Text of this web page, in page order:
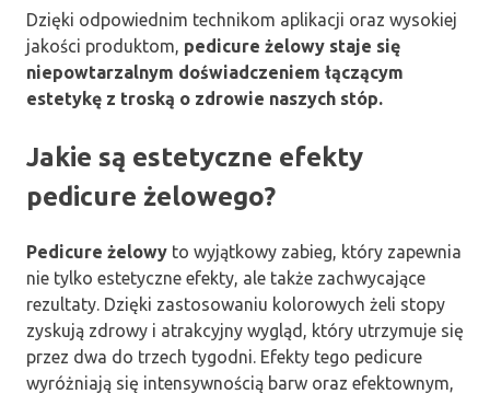
Dzięki odpowiednim technikom aplikacji oraz wysokiej
jakości produktom, pedicure żelowy staje się
niepowtarzalnym doświadczeniem łączącym
estetykę z troską o zdrowie naszych stóp.
Jakie są estetyczne efekty
pedicure żelowego?
Pedicure żelowy to wyjątkowy zabieg, który zapewnia
nie tylko estetyczne efekty, ale także zachwycające
rezultaty. Dzięki zastosowaniu kolorowych żeli stopy
zyskują zdrowy i atrakcyjny wygląd, który utrzymuje się
przez dwa do trzech tygodni. Efekty tego pedicure
wyróżniają się intensywnością barw oraz efektownym,